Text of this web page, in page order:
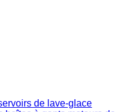
de lave-glace